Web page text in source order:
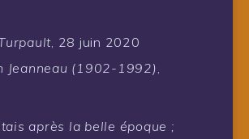
, 28 juin 2020
Jeanneau (1902-1992)
après la belle époque ;